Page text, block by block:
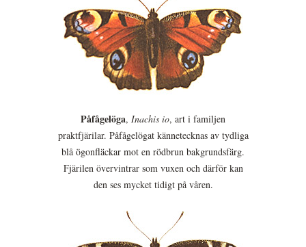
Påfågelöga, Inachis io, art i familjen
praktfjärilar. Påfågelögat kännetecknas av tydliga
blå ögonfläckar mot en rödbrun bakgrundsfärg.
Fjärilen övervintrar som vuxen och därför kan
den ses mycket tidigt på våren.